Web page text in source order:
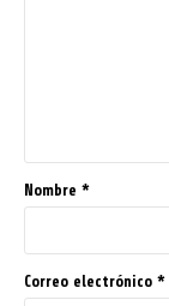
Nombre *
Correo electrónico *